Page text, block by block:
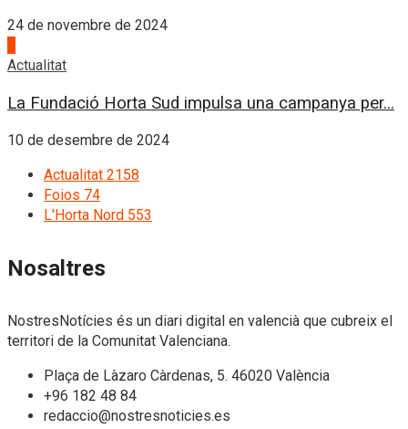
24 de novembre de 2024
Actualitat
La Fundació Horta Sud impulsa una campanya per...
10 de desembre de 2024
Actualitat 2158
Foios 74
L'Horta Nord 553
Nosaltres
NostresNotícies és un diari digital en valencià que cubreix el
territori de la Comunitat Valenciana.
Plaça de Làzaro Càrdenas, 5. 46020 València
+96 182 48 84
redaccio@nostresnoticies.es